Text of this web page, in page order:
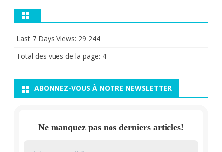
Last 7 Days Views: 29 244
Total des vues de la page: 4
ABONNEZ-VOUS À NOTRE NEWSLETTER
Ne manquez pas nos derniers articles!